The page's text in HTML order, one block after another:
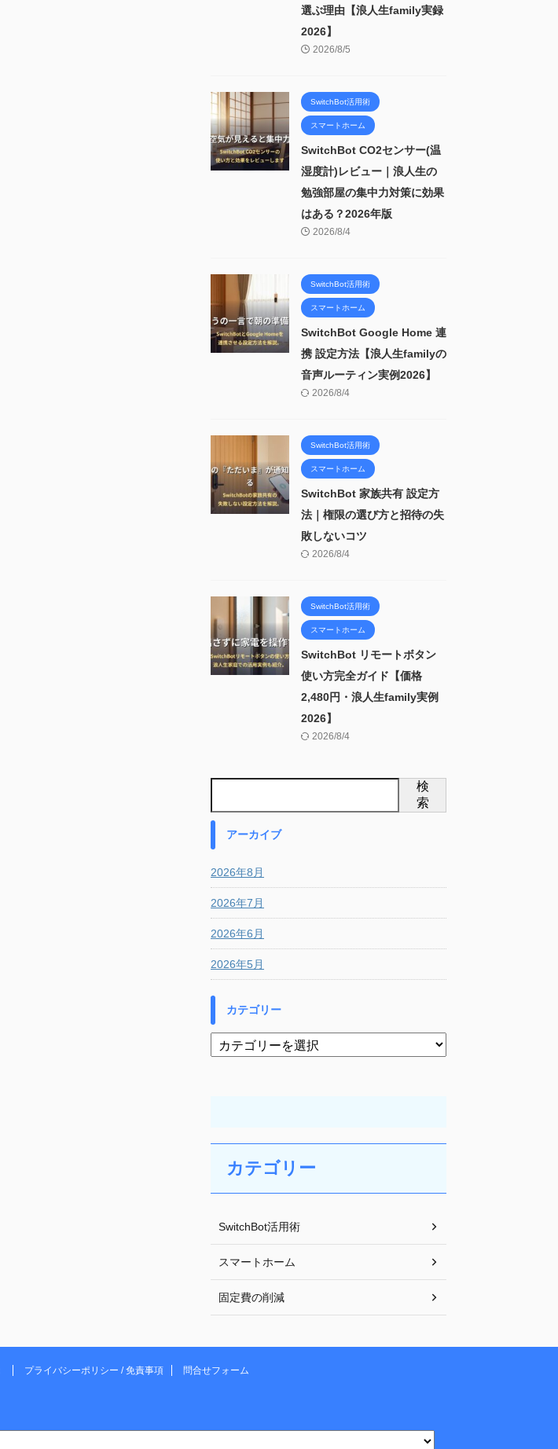
選ぶ理由【浪人生family実録
2026】
2026/8/5
SwitchBot活用術
スマートホーム
SwitchBot CO2センサー(温
湿度計)レビュー｜浪人生の
勉強部屋の集中力対策に効果
はある？2026年版
2026/8/4
SwitchBot活用術
スマートホーム
SwitchBot Google Home 連
携 設定方法【浪人生familyの
音声ルーティン実例2026】
2026/8/4
SwitchBot活用術
スマートホーム
SwitchBot 家族共有 設定方
法｜権限の選び方と招待の失
敗しないコツ
2026/8/4
SwitchBot活用術
スマートホーム
SwitchBot リモートボタン
使い方完全ガイド【価格
2,480円・浪人生family実例
2026】
2026/8/4
検
索
アーカイブ
2026年8月
2026年7月
2026年6月
2026年5月
カテゴリー
カテゴリー
SwitchBot活用術
スマートホーム
固定費の削減
プライバシーポリシー / 免責事項 問合せフォーム